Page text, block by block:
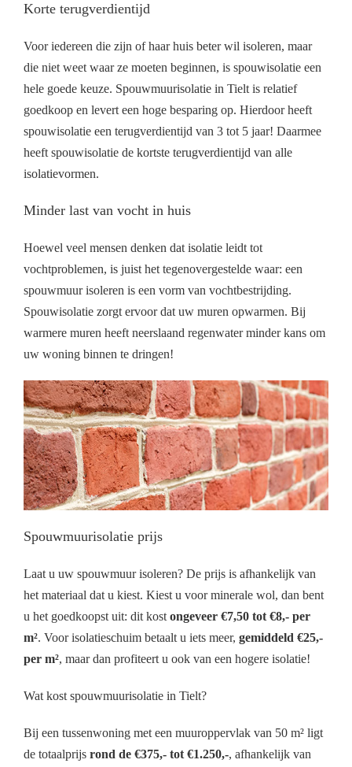
Korte terugverdientijd
Voor iedereen die zijn of haar huis beter wil isoleren, maar
die niet weet waar ze moeten beginnen, is spouwisolatie een
hele goede keuze. Spouwmuurisolatie in Tielt is relatief
goedkoop en levert een hoge besparing op. Hierdoor heeft
spouwisolatie een terugverdientijd van 3 tot 5 jaar! Daarmee
heeft spouwisolatie de kortste terugverdientijd van alle
isolatievormen.
Minder last van vocht in huis
Hoewel veel mensen denken dat isolatie leidt tot
vochtproblemen, is juist het tegenovergestelde waar: een
spouwmuur isoleren is een vorm van vochtbestrijding.
Spouwisolatie zorgt ervoor dat uw muren opwarmen. Bij
warmere muren heeft neerslaand regenwater minder kans om
uw woning binnen te dringen!
Spouwmuurisolatie prijs
Laat u uw spouwmuur isoleren? De prijs is afhankelijk van
het materiaal dat u kiest. Kiest u voor minerale wol, dan bent
u het goedkoopst uit: dit kost ongeveer €7,50 tot €8,- per
m². Voor isolatieschuim betaalt u iets meer, gemiddeld €25,-
per m², maar dan profiteert u ook van een hogere isolatie!
Wat kost spouwmuurisolatie in Tielt?
Bij een tussenwoning met een muuroppervlak van 50 m² ligt
de totaalprijs rond de €375,- tot €1.250,-, afhankelijk van